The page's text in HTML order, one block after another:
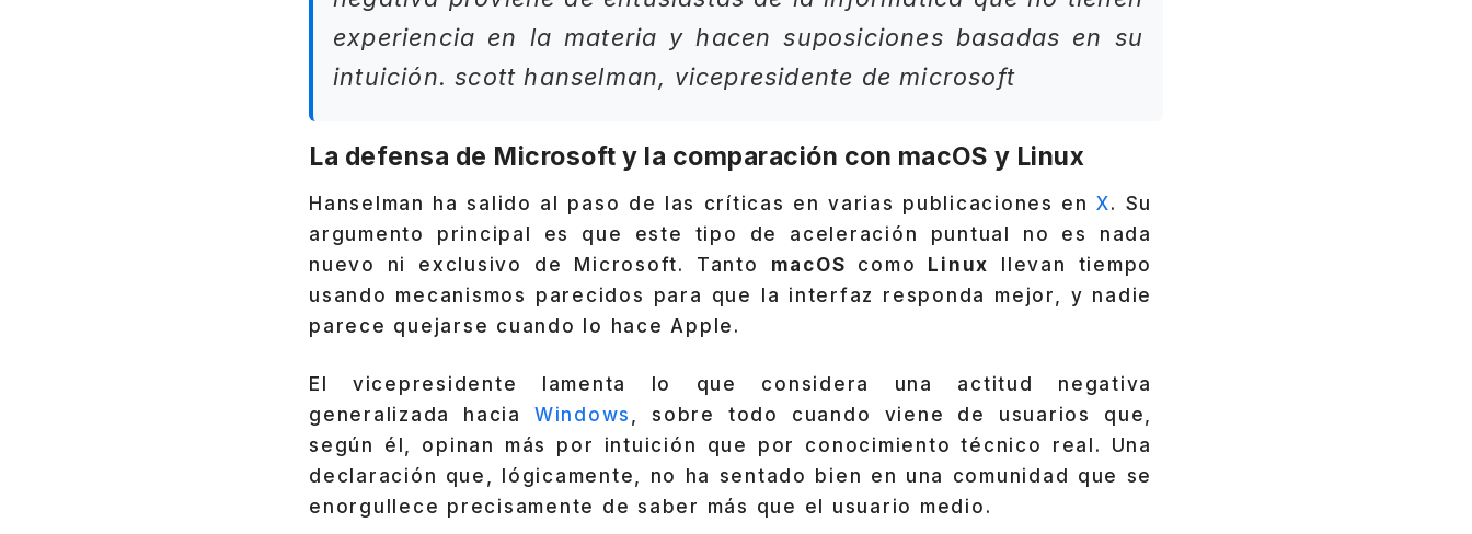
experiencia en la materia y hacen suposiciones basadas en su
intuición. scott hanselman, vicepresidente de microsoft
La defensa de Microsoft y la comparación con macOS y Linux
Hanselman ha salido al paso de las críticas en varias publicaciones enX. Su
argumento principal es que este tipo de aceleración puntual no es nada
nuevo ni exclusivo de Microsoft. Tanto macOS como Linux
llevan tiempo
usando mecanismos parecidos para que la interfaz responda mejor, y nadie
parece quejarse cuando lo hace Apple.
El vicepresidente lamenta lo que considera una actitud negativa
generalizada hacia Windows , sobre todo cuando viene de usuarios que,
según él, opinan más por intuición que por conocimiento técnico real. Una
declaración que, lógicamente, no ha sentado bien en una comunidad que se
enorgullece precisamente de saber más que el usuario medio.